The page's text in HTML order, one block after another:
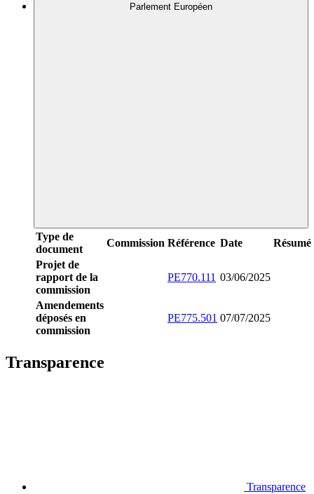
Parlement Européen
Type de
document
Commission Référence Date
Résumé
Projet de
rapport de la
commission
PE770.111 03/06/2025
Amendements
déposés en
commission
PE775.501 07/07/2025
Transparence
Transparence